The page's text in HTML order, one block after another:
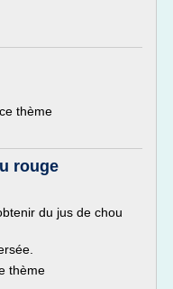
thème
rouge
du jus de chou
thème